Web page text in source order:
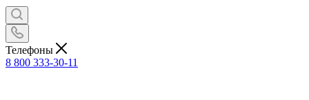
Телефоны
8 800 333-30-11